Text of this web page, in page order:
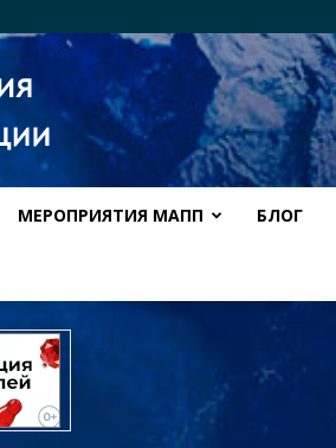
МЕРОПРИЯТИЯ МАПП БЛОГ